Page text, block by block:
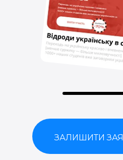
ЗАЛИШИТИ